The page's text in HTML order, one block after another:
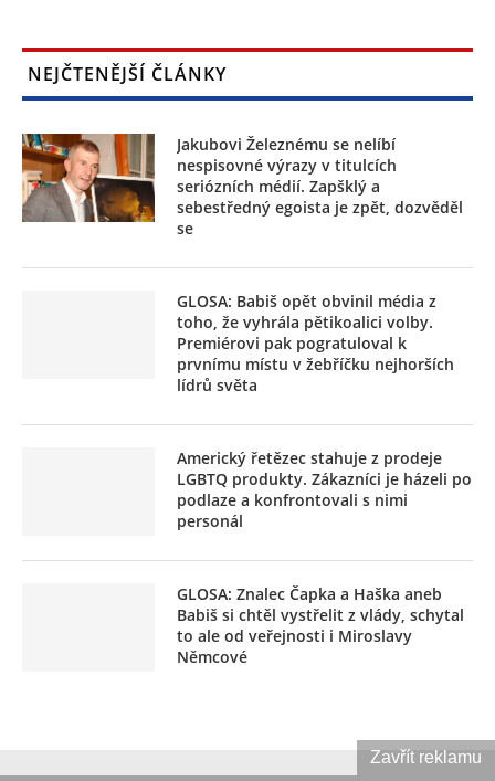
NEJČTENĚJŠÍ ČLÁNKY
Jakubovi Železnému se nelíbí
nespisovné výrazy v titulcích
seriózních médií. Zapšklý a
sebestředný egoista je zpět, dozvěděl
se
GLOSA: Babiš opět obvinil média z
toho, že vyhrála pětikoalici volby.
Premiérovi pak pogratuloval k
prvnímu místu v žebříčku nejhorších
lídrů světa
Americký řetězec stahuje z prodeje
LGBTQ produkty. Zákazníci je házeli po
podlaze a konfrontovali s nimi
personál
GLOSA: Znalec Čapka a Haška aneb
Babiš si chtěl vystřelit z vlády, schytal
to ale od veřejnosti i Miroslavy
Němcové
Zavřít reklamu